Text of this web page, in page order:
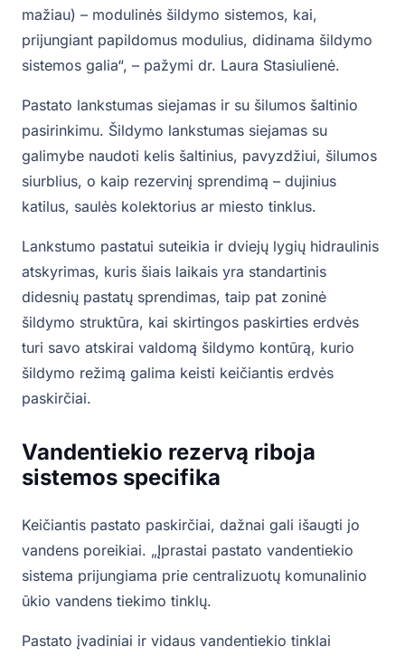
mažiau) – modulinės šildymo sistemos, kai,
prijungiant papildomus modulius, didinama šildymo
sistemos galia“, – pažymi dr. Laura Stasiulienė.
Pastato lankstumas siejamas ir su šilumos šaltinio
pasirinkimu. Šildymo lankstumas siejamas su
galimybe naudoti kelis šaltinius, pavyzdžiui, šilumos
siurblius, o kaip rezervinį sprendimą – dujinius
katilus, saulės kolektorius ar miesto tinklus.
Lankstumo pastatui suteikia ir dviejų lygių hidraulinis
atskyrimas, kuris šiais laikais yra standartinis
didesnių pastatų sprendimas, taip pat zoninė
šildymo struktūra, kai skirtingos paskirties erdvės
turi savo atskirai valdomą šildymo kontūrą, kurio
šildymo režimą galima keisti keičiantis erdvės
paskirčiai.
Vandentiekio rezervą riboja
sistemos specifika
Keičiantis pastato paskirčiai, dažnai gali išaugti jo
vandens poreikiai. „Įprastai pastato vandentiekio
sistema prijungiama prie centralizuotų komunalinio
ūkio vandens tiekimo tinklų.
Pastato įvadiniai ir vidaus vandentiekio tinklai